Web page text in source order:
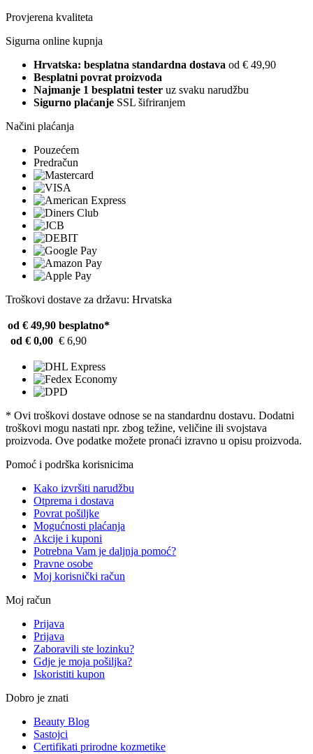
Provjerena kvaliteta
Sigurna online kupnja
Hrvatska: besplatna standardna dostava od € 49,90
Besplatni povrat proizvoda
Najmanje 1 besplatni tester uz svaku narudžbu
Sigurno plaćanje SSL šifriranjem
Načini plaćanja
Pouzećem
Predračun
Troškovi dostave za državu: Hrvatska
od € 49,90 besplatno*
od € 0,00 € 6,90
* Ovi troškovi dostave odnose se na standardnu ​​dostavu. Dodatni
troškovi mogu nastati npr. zbog težine, veličine ili svojstava
proizvoda. Ove podatke možete pronaći izravno u opisu proizvoda.
Pomoć i podrška korisnicima
Kako izvršiti narudžbu
Otprema i dostava
Povrat pošiljke
Mogućnosti plaćanja
Akcije i kuponi
Potrebna Vam je daljnja pomoć?
Pravne osobe
Moj korisnički račun
Moj račun
Prijava
Prijava
Zaboravili ste lozinku?
Gdje je moja pošiljka?
Iskoristiti kupon
Dobro je znati
Beauty Blog
Sastojci
Certifikati prirodne kozmetike